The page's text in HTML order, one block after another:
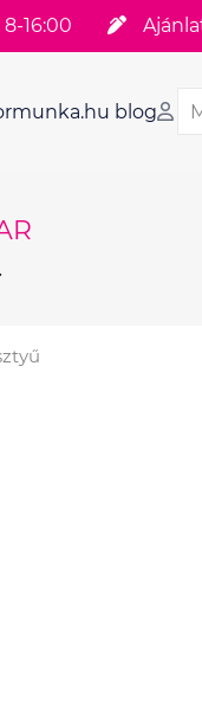
8-16:00
blog